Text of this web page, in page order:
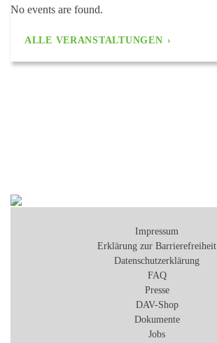
No events are found.
ALLE VERANSTALTUNGEN
Impressum
Erklärung zur Barrierefreiheit
Datenschutzerklärung
FAQ
Presse
DAV-Shop
Dokumente
Jobs